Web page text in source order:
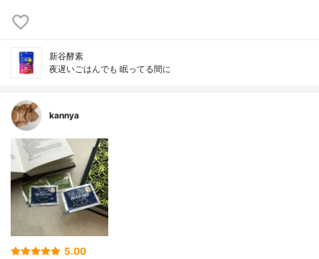
新谷酵素
夜遅いごはんでも 眠ってる間に
kannya
5.00